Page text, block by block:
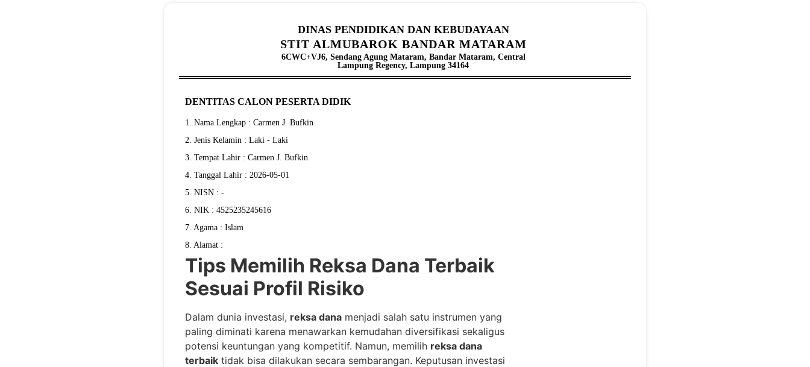
DINAS PENDIDIKAN DAN KEBUDAYAAN
STIT ALMUBAROK BANDAR MATARAM
6CWC+VJ6, Sendang Agung Mataram, Bandar Mataram, Central
Lampung Regency, Lampung 34164
DENTITAS CALON PESERTA DIDIK
1. Nama Lengkap : Carmen J. Bufkin
2. Jenis Kelamin : Laki - Laki
3. Tempat Lahir : Carmen J. Bufkin
4. Tanggal Lahir : 2026-05-01
5. NISN : -
6. NIK : 4525235245616
7. Agama : Islam
8. Alamat :
Tips Memilih Reksa Dana Terbaik
Sesuai Profil Risiko
Dalam dunia investasi, reksa dana menjadi salah satu instrumen yang
paling diminati karena menawarkan kemudahan diversifikasi sekaligus
potensi keuntungan yang kompetitif. Namun, memilih reksa dana
terbaik tidak bisa dilakukan secara sembarangan. Keputusan investasi